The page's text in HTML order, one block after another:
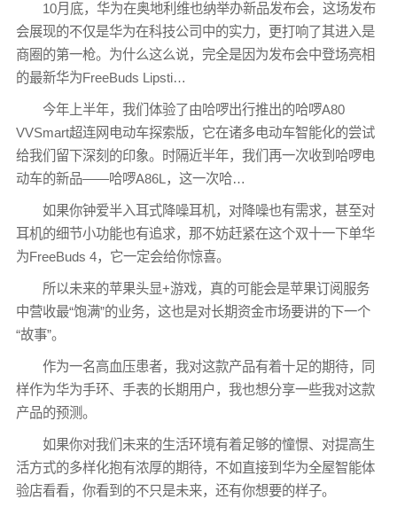
10月底，华为在奥地利维也纳举办新品发布会，这场发布
会展现的不仅是华为在科技公司中的实力，更打响了其进入是
商圈的第一枪。为什么这么说，完全是因为发布会中登场亮相
的最新华为FreeBuds Lipsti…
今年上半年，我们体验了由哈啰出行推出的哈啰A80
VVSmart超连网电动车探索版，它在诸多电动车智能化的尝试
给我们留下深刻的印象。时隔近半年，我们再一次收到哈啰电
动车的新品——哈啰A86L，这一次哈…
如果你钟爱半入耳式降噪耳机，对降噪也有需求，甚至对
耳机的细节小功能也有追求，那不妨赶紧在这个双十一下单华
为FreeBuds 4，它一定会给你惊喜。
所以未来的苹果头显+游戏，真的可能会是苹果订阅服务
中营收最“饱满”的业务，这也是对长期资金市场要讲的下一个
“故事”。
作为一名高血压患者，我对这款产品有着十足的期待，同
样作为华为手环、手表的长期用户，我也想分享一些我对这款
产品的预测。
如果你对我们未来的生活环境有着足够的憧憬、对提高生
活方式的多样化抱有浓厚的期待，不如直接到华为全屋智能体
验店看看，你看到的不只是未来，还有你想要的样子。